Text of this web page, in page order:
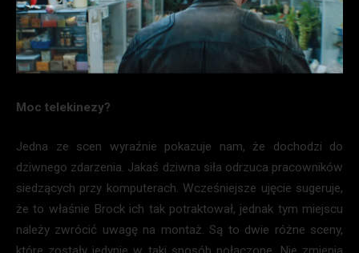
Moc telekinezy?
Jedna ze scen wyraźnie pokazuje nam, że dochodzi do
dziwnego zdarzenia. Jakaś dziwna siła odrzuca pracowników
siedzących przy komputerach. Wcześniejsze ujęcie sugeruje,
że to właśnie Brock ich tak potraktował, jednak tym miejscu
należy zwrócić uwagę na montaż. Są to dwie różne sceny,